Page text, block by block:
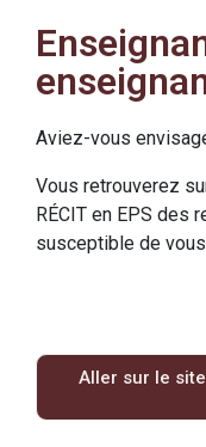
Aviez-vous
Vous retrouverez
RÉCIT en EPS des
susceptible de
Aller sur le